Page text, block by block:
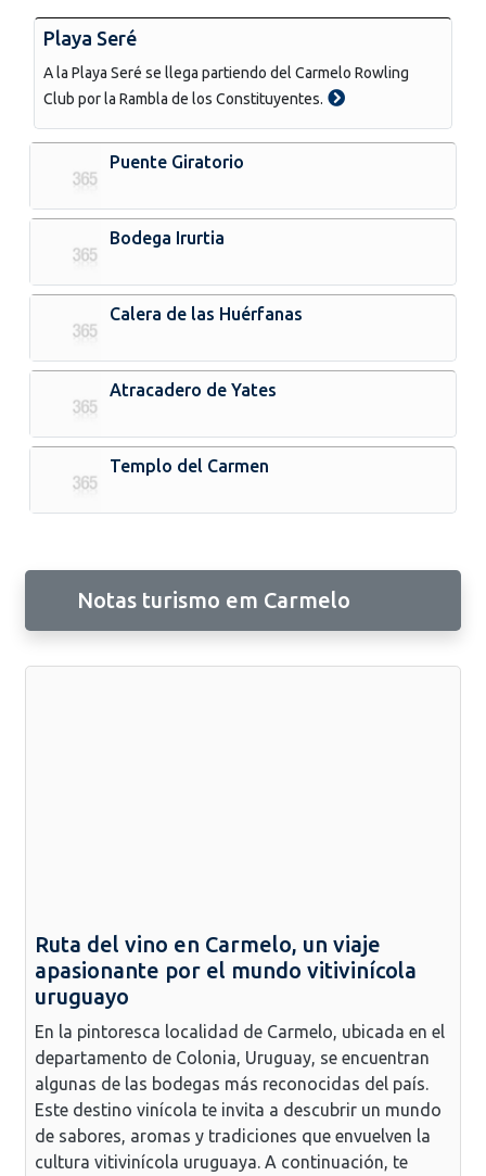
Playa Seré
A la Playa Seré se llega partiendo del Carmelo Rowling
Club por la Rambla de los Constituyentes.
Puente Giratorio
Bodega Irurtia
Calera de las Huérfanas
Atracadero de Yates
Templo del Carmen
Notas turismo em Carmelo
Ruta del vino en Carmelo, un viaje
apasionante por el mundo vitivinícola
uruguayo
En la pintoresca localidad de Carmelo, ubicada en el
departamento de Colonia, Uruguay, se encuentran
algunas de las bodegas más reconocidas del país.
Este destino vinícola te invita a descubrir un mundo
de sabores, aromas y tradiciones que envuelven la
cultura vitivinícola uruguaya. A continuación, te